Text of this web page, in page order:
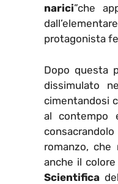
narici”che
protagonista
Dopo questa
dissimulato
cimentandosi
al contempo
romanzo,
anche il colore
Scientifica